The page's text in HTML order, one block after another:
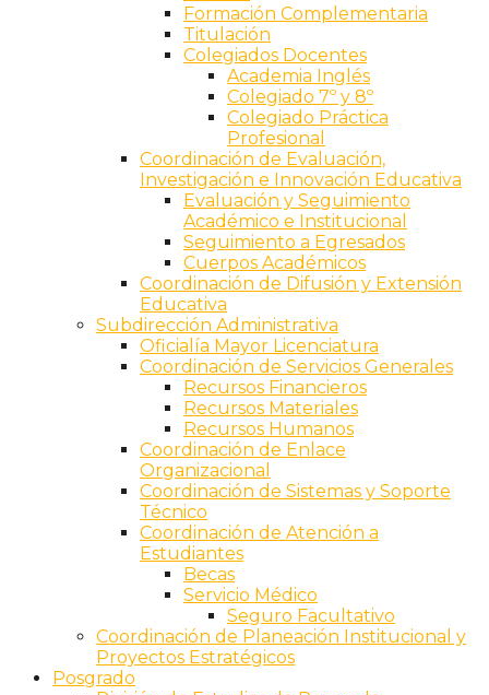
Formación Complementaria
Titulación
Colegiados Docentes
Academia Inglés
Colegiado 7º y 8º
Colegiado Práctica
Profesional
Coordinación de Evaluación,
Investigación e Innovación Educativa
Evaluación y Seguimiento
Académico e Institucional
Seguimiento a Egresados
Cuerpos Académicos
Coordinación de Difusión y Extensión
Educativa
Subdirección Administrativa
Oficialía Mayor Licenciatura
Coordinación de Servicios Generales
Recursos Financieros
Recursos Materiales
Recursos Humanos
Coordinación de Enlace
Organizacional
Coordinación de Sistemas y Soporte
Técnico
Coordinación de Atención a
Estudiantes
Becas
Servicio Médico
Seguro Facultativo
Coordinación de Planeación Institucional y
Proyectos Estratégicos
Posgrado